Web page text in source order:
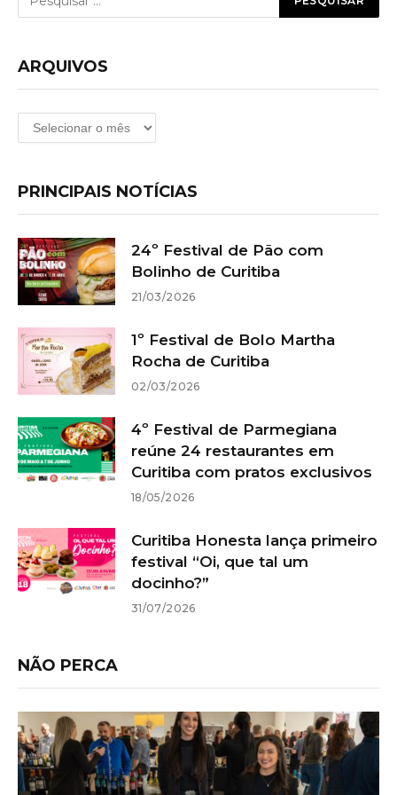
ARQUIVOS
Arquivos
PRINCIPAIS NOTÍCIAS
24º Festival de Pão com
Bolinho de Curitiba
21/03/2026
1º Festival de Bolo Martha
Rocha de Curitiba
02/03/2026
4º Festival de Parmegiana
reúne 24 restaurantes em
Curitiba com pratos exclusivos
18/05/2026
Curitiba Honesta lança primeiro
festival “Oi, que tal um
docinho?”
31/07/2026
NÃO PERCA